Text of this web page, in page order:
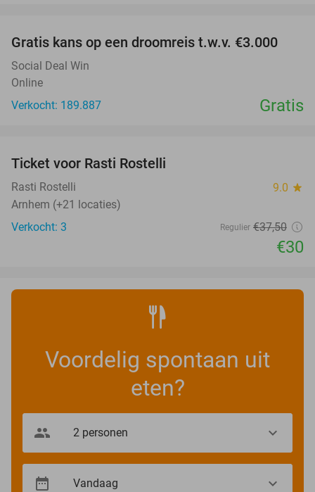
Gratis kans op een droomreis t.w.v. €3.000
Social Deal Win
Online
Verkocht: 189.887
Gratis
TODAY
Ticket voor Rasti Rostelli
Rasti Rostelli 9.0 star
Arnhem (+21 locaties)
Verkocht: 3
Regulier €37,50
€30
Voordelig spontaan uit
eten?